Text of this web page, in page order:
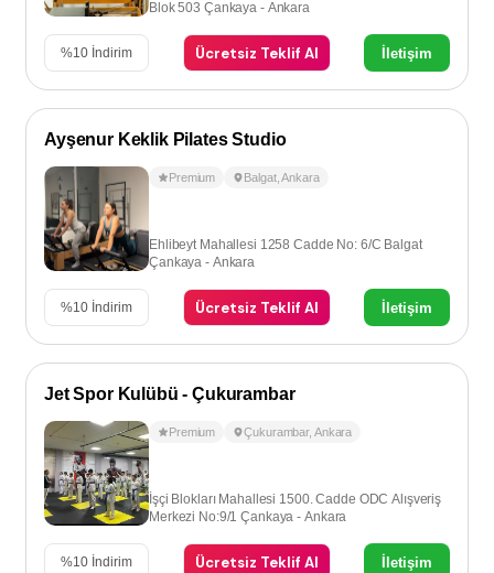
Blok 503 Çankaya - Ankara
%10 İndirim Ücretsiz Teklif Al İletişim
Ayşenur Keklik Pilates Studio
Premium Balgat,Ankara
Ehlibeyt Mahallesi 1258 Cadde No: 6/C Balgat
Çankaya - Ankara
%10 İndirim Ücretsiz Teklif Al İletişim
Jet Spor Kulübü - Çukurambar
Premium Çukurambar, Ankara
İşçi Blokları Mahallesi 1500. Cadde ODC Alışveriş
Merkezi No:9/1 Çankaya - Ankara
%10 İndirim Ücretsiz Teklif Al İletişim